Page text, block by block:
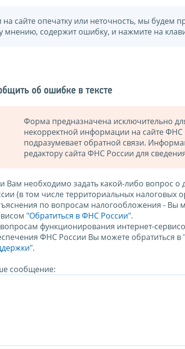
на сайте опечатку или неточность, мы будем
мнению, содержит ошибку, и нажмите на
об ошибке в тексте
Форма предназначена исключительно
некорректной информации на сайте ФНС
подразумевает обратной связи.
редактору сайта ФНС России для
Вам необходимо задать какой-либо вопрос о
(в том числе территориальных налоговых
по вопросам налогообложения - Вы
"Обратиться в ФНС России".
функционирования интернет-
ФНС России Вы можете обратиться в
сообщение: